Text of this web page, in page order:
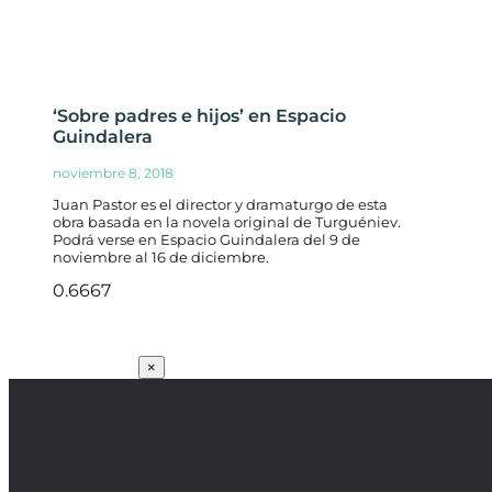
‘Sobre padres e hijos’ en Espacio
Guindalera
noviembre 8, 2018
Juan Pastor es el director y dramaturgo de esta
obra basada en la novela original de Turguéniev.
Podrá verse en Espacio Guindalera del 9 de
noviembre al 16 de diciembre.
×